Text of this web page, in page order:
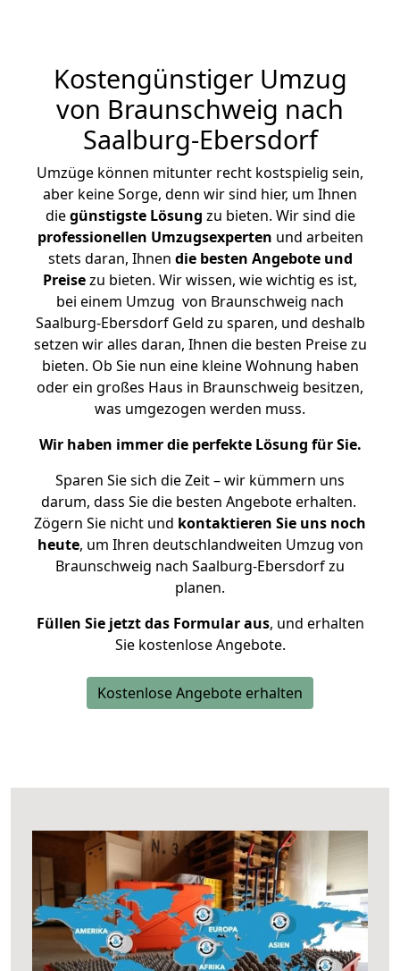
Kostengünstiger Umzug
von Braunschweig nach
Saalburg-Ebersdorf
Umzüge können mitunter recht kostspielig sein,
aber keine Sorge, denn wir sind hier, um Ihnen
diegünstigste Lösung zu bieten. Wir sind die
professionellen Umzugsexperten und arbeiten
stets daran, Ihnen die besten Angebote und
Preisezu bieten. Wir wissen, wie wichtig es ist,
bei einem Umzug von Braunschweig nach
Saalburg-Ebersdorf Geld zu sparen, und deshalb
setzen wir alles daran, Ihnen die besten Preise zu
bieten. Ob Sie nun eine kleine Wohnung haben
oder ein großes Haus in Braunschweig besitzen,
was umgezogen werden muss.
Wir haben immer die perfekte Lösung für Sie.
Sparen Sie sich die Zeit – wir kümmern uns
darum, dass Sie die besten Angebote erhalten.
Zögern Sie nicht und kontaktieren Sie uns noch
heute, um Ihren deutschlandweiten Umzug von
Braunschweig nach Saalburg-Ebersdorf zu
planen.
Füllen Sie jetzt das Formular aus, und erhalten
Sie kostenlose Angebote.
Kostenlose Angebote erhalten